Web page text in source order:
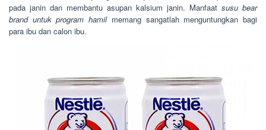
pada janin dan membantu asupan kalsium janin. Manfaat susu bear
brand untuk program hamilmemang sangatlah menguntungkan bagi
para ibu dan calon ibu.